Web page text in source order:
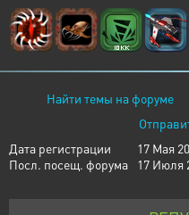
Найти темы на форуме
Дата регистрации
17 Мая
Посл. посещ. форума
17 Июля